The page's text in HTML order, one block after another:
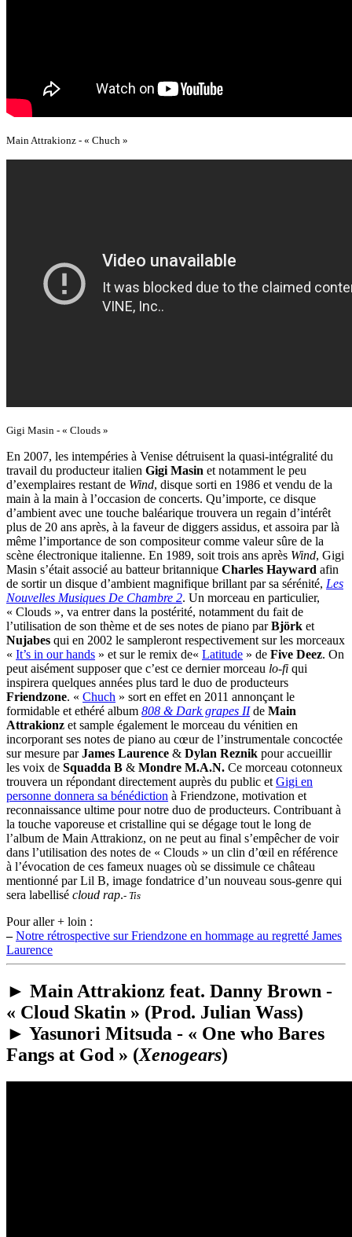
Main Attrakionz - « Chuch »
Gigi Masin - « Clouds »
En 2007, les intempéries à Venise détruisent la quasi-intégralité du
travail du producteur italien Gigi Masin et notamment le peu
d’exemplaires restant de Wind, disque sorti en 1986 et vendu de la
main à la main à l’occasion de concerts. Qu’importe, ce disque
d’ambient avec une touche baléarique trouvera un regain d’intérêt
plus de 20 ans après, à la faveur de diggers assidus, et assoira par là
même l’importance de son compositeur comme valeur sûre de la
scène électronique italienne. En 1989, soit trois ans après Wind, Gigi
Masin s’était associé au batteur britannique Charles Hayward afin
de sortir un disque d’ambient magnifique brillant par sa sérénité, Les
Nouvelles Musiques De Chambre 2. Un morceau en particulier,
« Clouds », va entrer dans la postérité, notamment du fait de
l’utilisation de son thème et de ses notes de piano parBjörk et
Nujabes qui en 2002 le sampleront respectivement sur les morceaux
« It’s in our hands » et sur le remix de« Latitude » de Five Deez. On
peut aisément supposer que c’est ce dernier morceau lo-fi qui
inspirera quelques années plus tard le duo de producteurs
Friendzone. « Chuch » sort en effet en 2011 annonçant le
formidable et ethéré album 808 & Dark grapes IIde Main
Attrakionz et sample également le morceau du vénitien en
incorporant ses notes de piano au cœur de l’instrumentale concoctée
sur mesure parJames Laurence & Dylan Reznik pour accueillir
les voix de Squadda B & Mondre M.A.N. Ce morceau cotonneux
trouvera un répondant directement auprès du public et Gigi en
personne donnera sa bénédiction à Friendzone, motivation et
reconnaissance ultime pour notre duo de producteurs. Contribuant à
la touche vaporeuse et cristalline qui se dégage tout le long de
l’album de Main Attrakionz, on ne peut au final s’empêcher de voir
dans l’utilisation des notes de « Clouds » un clin d’œil en référence
à l’évocation de ces fameux nuages où se dissimule ce château
mentionné par Lil B, image fondatrice d’un nouveau sous-genre qui
sera labellisé cloud rap.- Tis
Pour aller + loin :
– Notre rétrospective sur Friendzone en hommage au regretté James
Laurence
► Main Attrakionz feat. Danny Brown -
« Cloud Skatin » (Prod. Julian Wass)
► Yasunori Mitsuda - « One who Bares
Fangs at God » (Xenogears)